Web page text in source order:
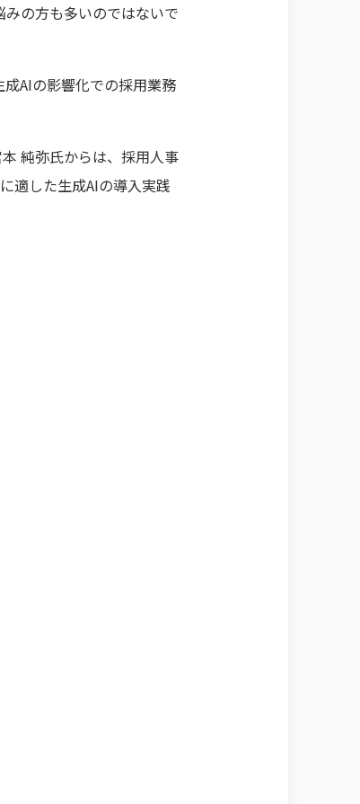
の方も多いのではないで
AIの影響化での採用業務
純弥氏からは、採用人事
適した生成AIの導入実践